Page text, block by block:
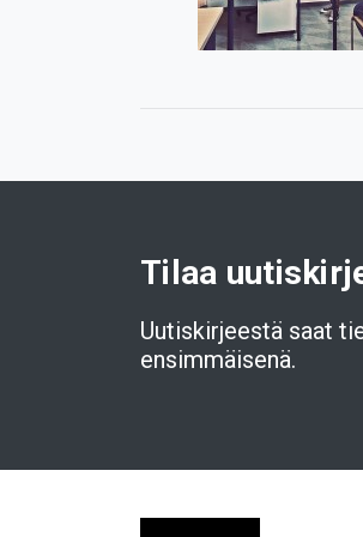
Tilaa
Uutiskirjeestä saat
ensimmäisenä.